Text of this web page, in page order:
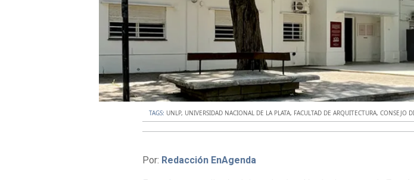
TAGS: UNLP, UNIVERSIDAD NACIONAL DE LA PLATA, FACULTAD DE ARQUITECTURA,CONSEJO
Por: Redacción EnAgenda